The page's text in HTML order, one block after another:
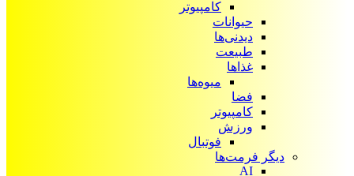
کامپیوتر
حیوانات
دیدنی‌ها
طبیعت
غذاها
میوه‌ها
فضا
کامپیوتر
ورزش
فوتبال
دیگر فرمت‌ها
AI